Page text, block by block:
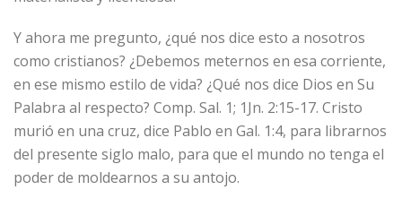
Y ahora me pregunto, ¿qué nos dice esto a nosotros
como cristianos? ¿Debemos meternos en esa corriente,
en ese mismo estilo de vida? ¿Qué nos dice Dios en Su
Palabra al respecto? Comp. Sal. 1; 1Jn. 2:15-17. Cristo
murió en una cruz, dice Pablo en Gal. 1:4, para librarnos
del presente siglo malo, para que el mundo no tenga el
poder de moldearnos a su antojo.